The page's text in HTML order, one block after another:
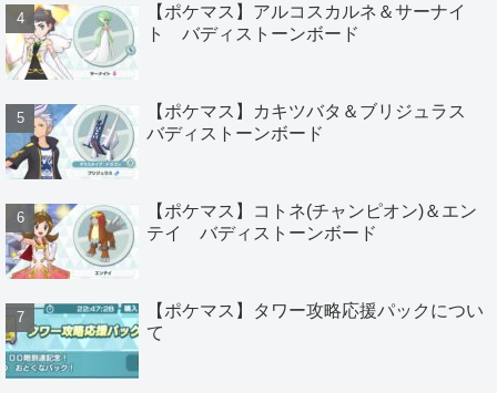
【ポケマス】アルコスカルネ＆サーナイ
ト バディストーンボード
【ポケマス】カキツバタ＆ブリジュラス
バディストーンボード
【ポケマス】コトネ(チャンピオン)＆エン
テイ バディストーンボード
【ポケマス】タワー攻略応援パックについ
て